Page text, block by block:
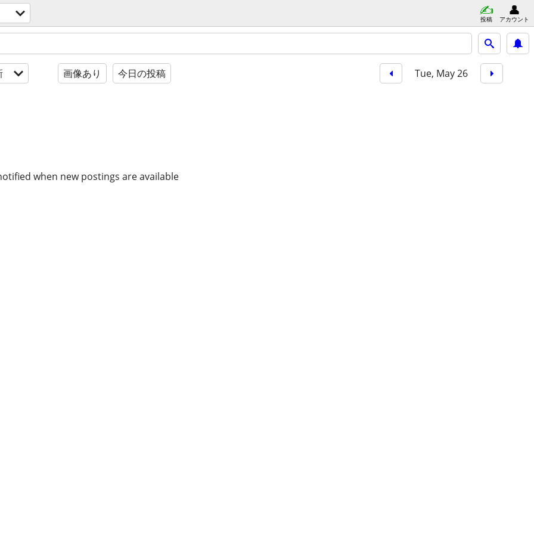
投稿 アカウント
画像あり 今日の投稿 Tue, May 26
when new postings are available